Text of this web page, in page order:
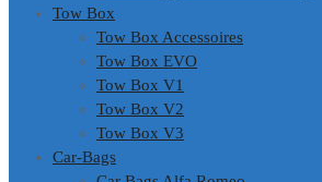
Tow Box
Tow Box Accessoires
Tow Box EVO
Tow Box V1
Tow Box V2
Tow Box V3
Car-Bags